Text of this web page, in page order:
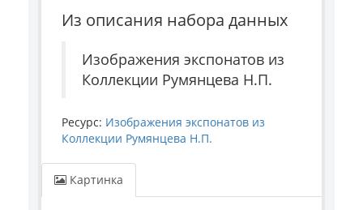
Из описания набора данных
Изображения экспонатов из
Коллекции Румянцева Н.П.
Ресурс: Изображения экспонатов из
Коллекции Румянцева Н.П.
Картинка